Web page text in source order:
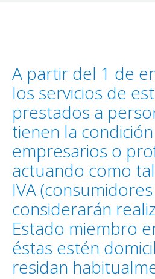
A partir del 1 de
los servicios de
prestados a
tienen la
empresarios o
actuando como
IVA
considerarán
Estado miembro
éstas estén
residan